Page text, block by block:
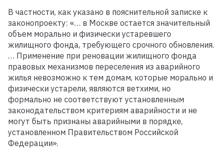
В частности, как указано в пояснительной записке к
законопроекту: «… в Москве остается значительный
объем морально и физически устаревшего
жилищного фонда, требующего срочного обновления.
… Применение при реновации жилищного фонда
правовых механизмов переселения из аварийного
жилья невозможно к тем домам, которые морально и
физически устарели, являются ветхими, но
формально не соответствуют установленным
законодательством критериям аварийности и не
могут быть признаны аварийными в порядке,
установленном Правительством Российской
Федерации».